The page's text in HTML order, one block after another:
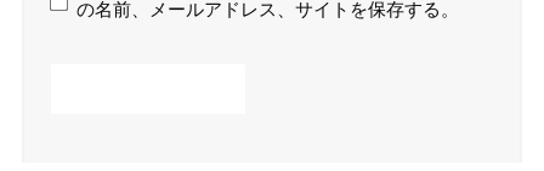
の名前、メールアドレス、サイトを保存する。